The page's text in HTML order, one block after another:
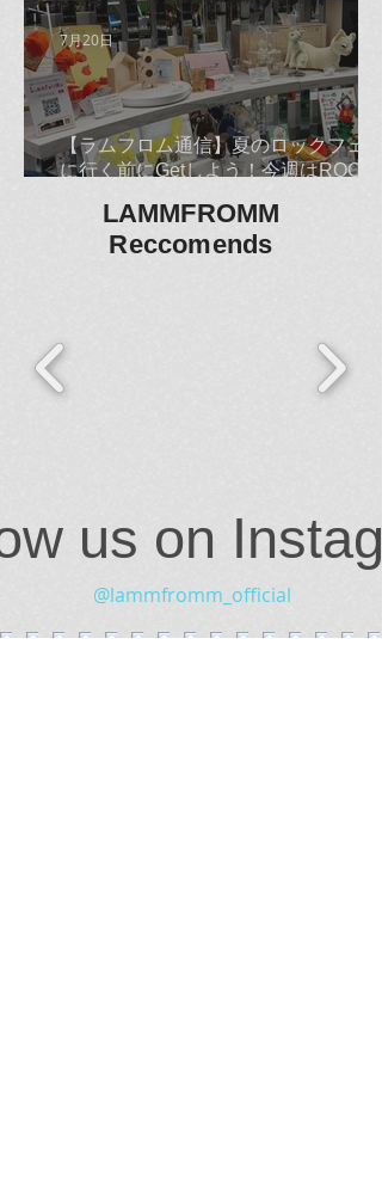
【ラムフロム通信】夏のロックフェス
に行く前にGetしよう！今週はROCK
介です☆
7月20日
LAMMFROMM
Reccomends
us on
@lammfromm_official